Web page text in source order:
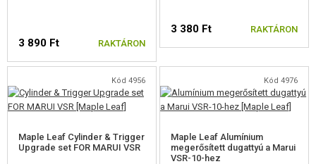
3 890 Ft RAKTÁRON
3 380 Ft RAKTÁRON
Kód 4956
Maple Leaf Cylinder & Trigger
Upgrade set FOR MARUI VSR
Kód 4976
Maple Leaf Alumínium
megerősített dugattyú a Marui
VSR-10-hez